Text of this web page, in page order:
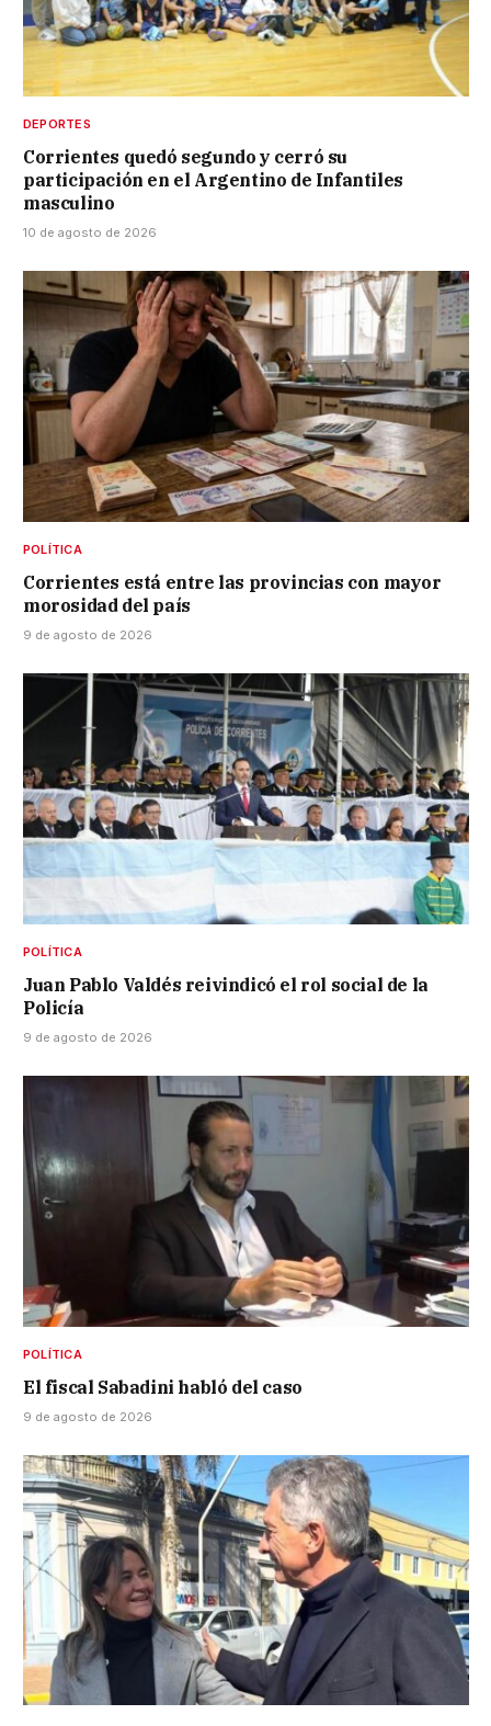
DEPORTES
Corrientes quedó segundo y cerró su
participación en el Argentino de Infantiles
masculino
10 de agosto de 2026
POLÍTICA
Corrientes está entre las provincias con mayor
morosidad del país
9 de agosto de 2026
POLÍTICA
Juan Pablo Valdés reivindicó el rol social de la
Policía
9 de agosto de 2026
POLÍTICA
El fiscal Sabadini habló del caso
9 de agosto de 2026